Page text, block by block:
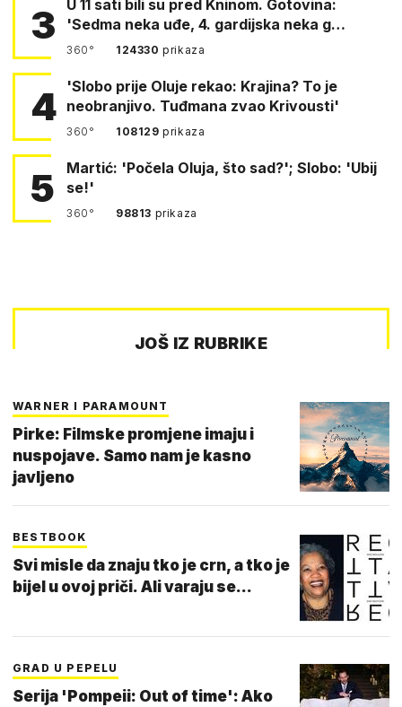
3
U 11 sati bili su pred Kninom. Gotovina:
'Sedma neka uđe, 4. gardijska neka g…
360° 124330prikaza
4
'Slobo prije Oluje rekao: Krajina? To je
neobranjivo. Tuđmana zvao Krivousti'
360° 108129prikaza
5
Martić: 'Počela Oluja, što sad?'; Slobo: 'Ubij
se!'
360° 98813 prikaza
JOŠ IZ RUBRIKE
WARNER I PARAMOUNT
Pirke: Filmske promjene imaju i
nuspojave. Samo nam je kasno
javljeno
BESTBOOK
Svi misle da znaju tko je crn, a tko je
bijel u ovoj priči. Ali varaju se...
GRAD U PEPELU
Serija 'Pompeii: Out of time': Ako